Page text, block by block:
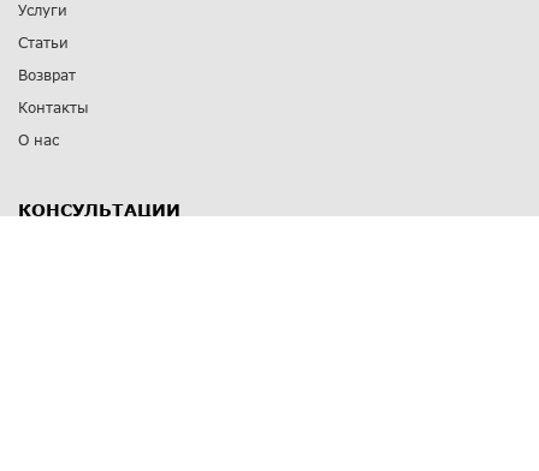
Услуги
Статьи
Возврат
Контакты
О нас
КОНСУЛЬТАЦИИ